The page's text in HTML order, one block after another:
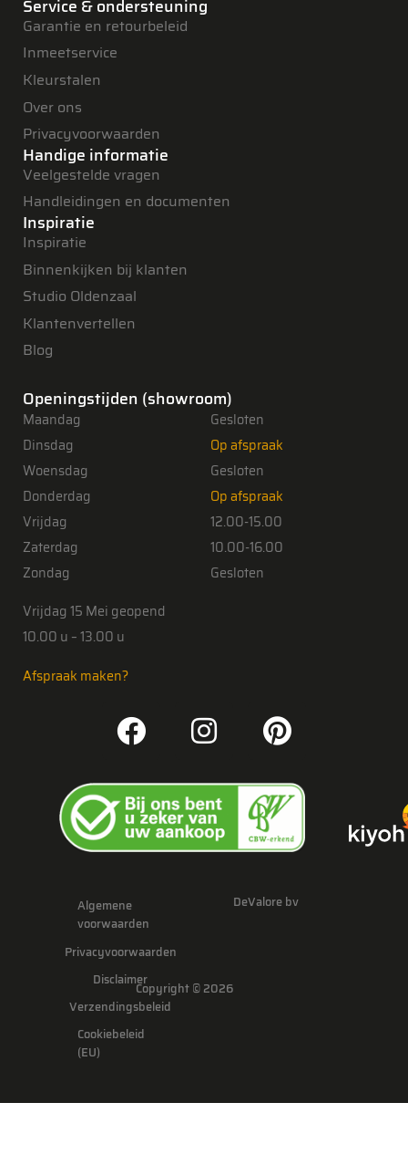
Service & ondersteuning
Garantie en retourbeleid
Inmeetservice
Kleurstalen
Over ons
Privacyvoorwaarden
Handige informatie
Veelgestelde vragen
Handleidingen en documenten
Inspiratie
Inspiratie
Binnenkijken bij klanten
Studio Oldenzaal
Klantenvertellen
Blog
Openingstijden (showroom)
Maandag
Dinsdag
Woensdag
Donderdag
Vrijdag
Zaterdag
Zondag
Gesloten
Op afspraak
Gesloten
Op afspraak
12.00-15.00
10.00-16.00
Gesloten
Vrijdag 15 Mei geopend
10.00 u – 13.00 u
Afspraak maken?
Copyright © 2026
DeValore bv
Algemene
voorwaarden
Privacyvoorwaarden
Disclaimer
Verzendingsbeleid
Cookiebeleid
(EU)